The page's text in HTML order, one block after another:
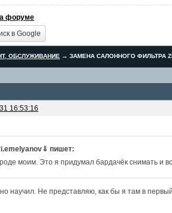
форуме
ОБСЛУЖИВАНИЕ →ЗАМЕНА САЛОННОГО ФИЛЬТРА
16:53:16
пишет:
моим. Это я придумал бардачёк снимать и
научил. Не представляю, как бы я там в